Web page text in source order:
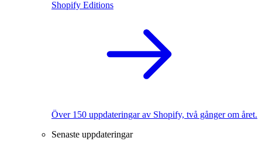
Shopify Editions
Över 150 uppdateringar av Shopify, två gånger om året.
Senaste uppdateringar